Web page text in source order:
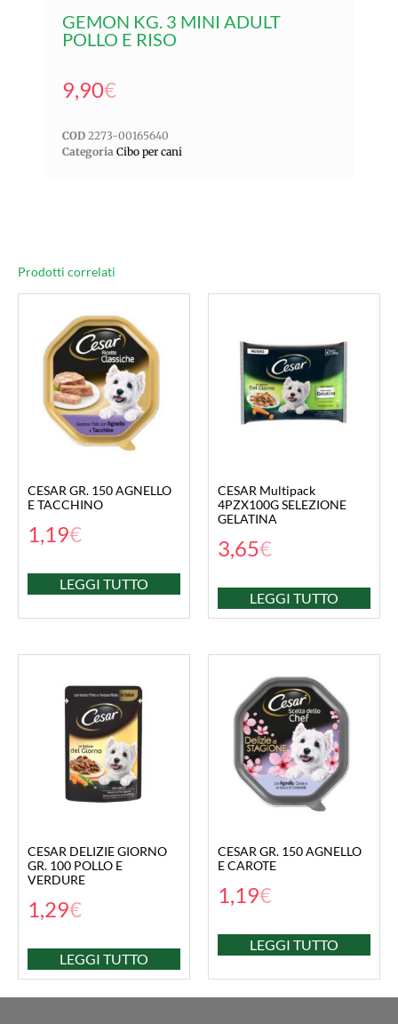
GEMON KG. 3 MINI ADULT
POLLO E RISO
9,90€
COD 2273-00165640
Categoria Cibo per cani
Prodotti correlati
CESAR GR. 150 AGNELLO
E TACCHINO
1,19€
LEGGI TUTTO
CESAR Multipack
4PZX100G SELEZIONE
GELATINA
3,65€
LEGGI TUTTO
CESAR DELIZIE GIORNO
GR. 100 POLLO E
VERDURE
1,29€
LEGGI TUTTO
CESAR GR. 150 AGNELLO
E CAROTE
1,19€
LEGGI TUTTO